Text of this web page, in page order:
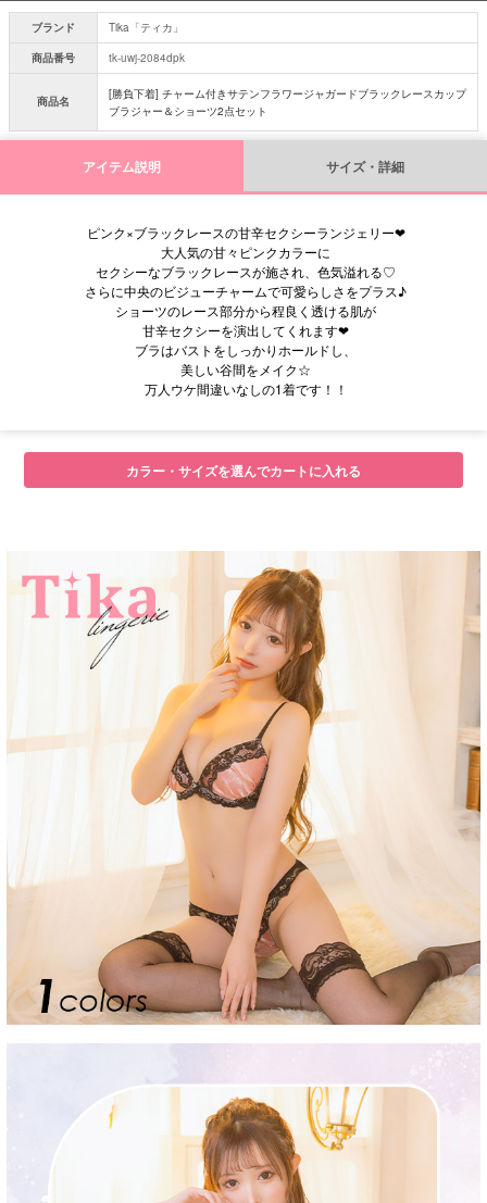
ブランド
Tika「ティカ」
商品番号
tk-uwj-2084dpk
商品名
[勝負下着] チャーム付きサテンフラワージャガードブラックレースカップ
ブラジャー＆ショーツ2点セット
アイテム説明 サイズ・詳細
ピンク×ブラックレースの甘辛セクシーランジェリー❤︎
大人気の甘々ピンクカラーに
セクシーなブラックレースが施され、色気溢れる♡
さらに中央のビジューチャームで可愛らしさをプラス♪
ショーツのレース部分から程良く透ける肌が
甘辛セクシーを演出してくれます❤︎
ブラはバストをしっかりホールドし、
美しい谷間をメイク☆
万人ウケ間違いなしの1着です！！
カラー・サイズを選んでカートに入れる